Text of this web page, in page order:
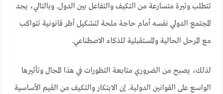
تتطلب وتيرة متسارعة من التكيف والتفاعل بين الدول. وبالتالي، يجد
المجتمع الدولي نفسه أمام حاجة ملحة لتشكيل أطر قانونية تتواكب
مع المرحل الحالية والمستقبلية للذكاء الاصطناعي.
لذلك، يصبح من الضروري متابعة التطورات في هذا المجال وتأثيرها
الواسع على القوانين الدولية. إن الابتكار والتكيف من القيم الأساسية